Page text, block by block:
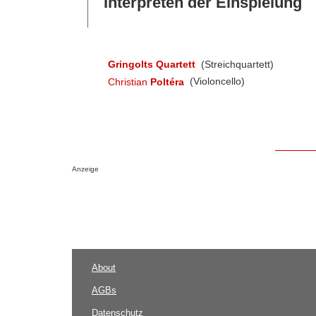
Gringolts Quartett (Streichquartett)
Christian Poltéra (Violoncello)
Anzeige
About
AGBs
Datenschutz